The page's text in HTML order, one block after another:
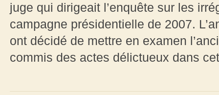
juge qui dirigeait l’enquête sur les
campagne présidentielle de 2007.
ont décidé de mettre en examen
commis des actes délictueux dans